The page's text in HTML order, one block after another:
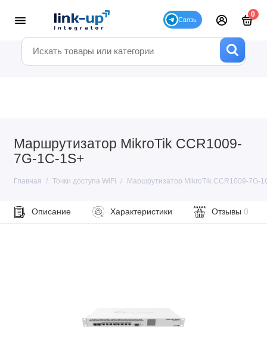
0
Маршрутизатор MikroTik CCR1009-
7G-1C-1S+
Главная Точки доступа WiFi Маршрутизатор MikroTik CCR1009-7G-
Описание Характеристики Отзывы 0